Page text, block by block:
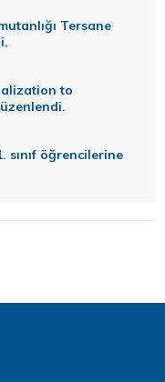
Tersane
to
sınıf öğrencilerine